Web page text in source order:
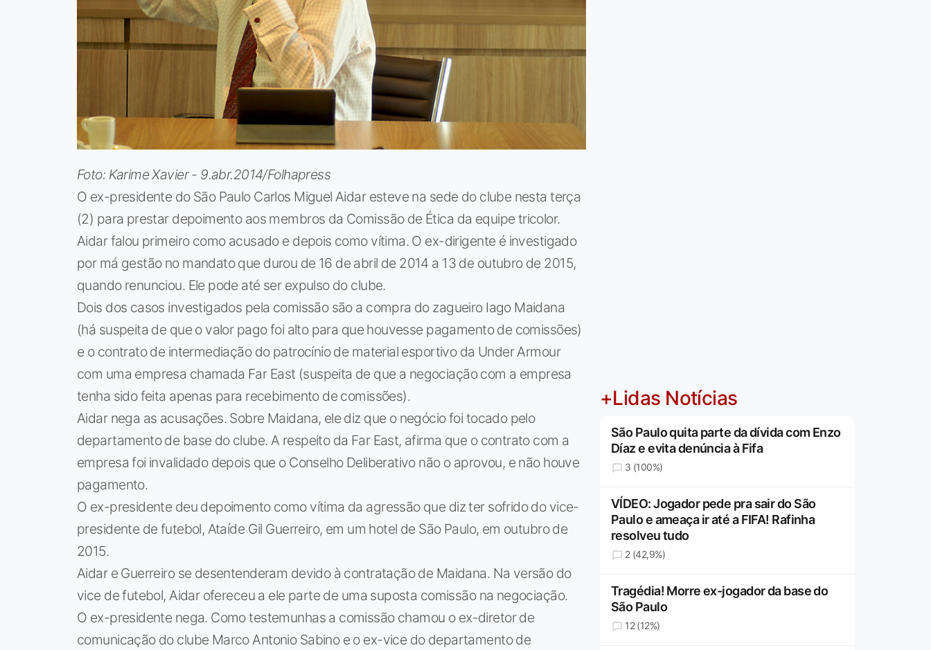
Foto: Karime Xavier - 9.abr.2014/Folhapress
O ex-presidente do São Paulo Carlos Miguel Aidar esteve na sede do clube nesta terça
(2) para prestar depoimento aos membros da Comissão de Ética da equipe tricolor.
Aidar falou primeiro como acusado e depois como vítima. O ex-dirigente é investigado
por má gestão no mandato que durou de 16 de abril de 2014 a 13 de outubro de 2015,
quando renunciou. Ele pode até ser expulso do clube.
Dois dos casos investigados pela comissão são a compra do zagueiro Iago Maidana
(há suspeita de que o valor pago foi alto para que houvesse pagamento de comissões)
e o contrato de intermediação do patrocínio de material esportivo da Under Armour
com uma empresa chamada Far East (suspeita de que a negociação com a empresa
tenha sido feita apenas para recebimento de comissões).
Aidar nega as acusações. Sobre Maidana, ele diz que o negócio foi tocado pelo
departamento de base do clube. A respeito da Far East, afirma que o contrato com a
empresa foi invalidado depois que o Conselho Deliberativo não o aprovou, e não houve
pagamento.
O ex-presidente deu depoimento como vítima da agressão que diz ter sofrido do vice-
presidente de futebol, Ataíde Gil Guerreiro, em um hotel de São Paulo, em outubro de
2015.
Aidar e Guerreiro se desentenderam devido à contratação de Maidana. Na versão do
vice de futebol, Aidar ofereceu a ele parte de uma suposta comissão na negociação.
O ex-presidente nega. Como testemunhas a comissão chamou o ex-diretor de
comunicação do clube Marco Antonio Sabino e o ex-vice do departamento de
+Lidas Notícias
São Paulo quita parte da dívida com Enzo
Díaz e evita denúncia à Fifa
3 (100%)
VÍDEO: Jogador pede pra sair do São
Paulo e ameaça ir até a FIFA! Rafinha
resolveu tudo
2 (42,9%)
Tragédia! Morre ex-jogador da base do
São Paulo
12 (12%)